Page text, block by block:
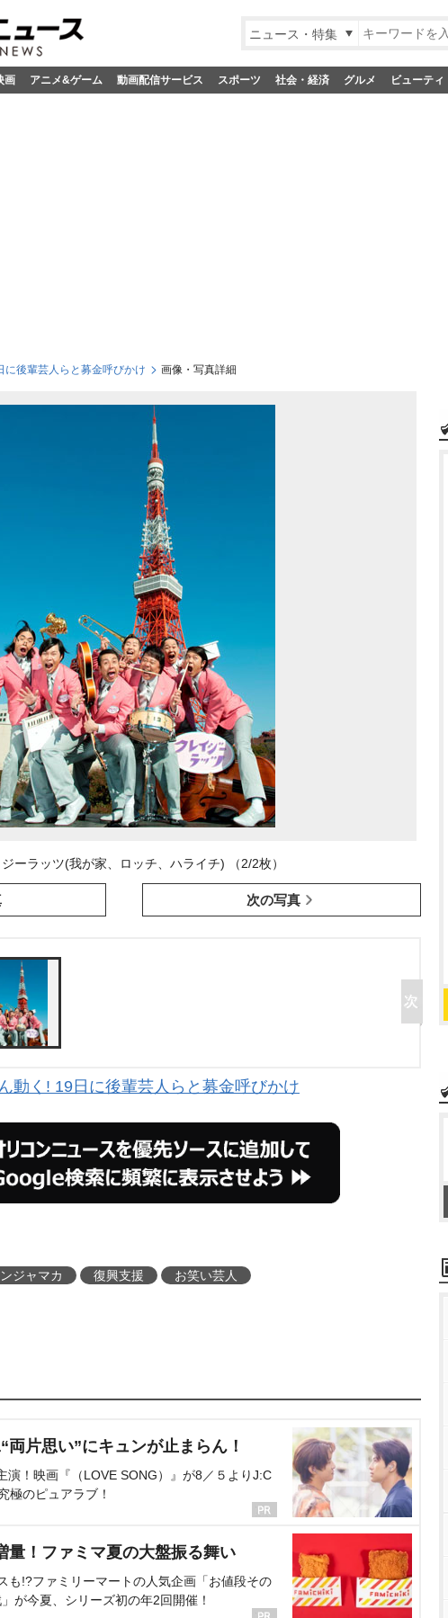
ニュース・特集
画 アニメ&ゲーム 動画配信サービス スポーツ 社会・経済 グルメ ビューティ
に後輩芸人らと募金呼びかけ 画像・写真詳細
ーラッツ(我が家、ロッチ、ハライチ) （2/2枚）
次の写真
動く! 19日に後輩芸人らと募金呼びかけ
ジャマカ 復興支援 お笑い芸人
片思い”にキュンが止まらん！
演！映画『（LOVE SONG）』が8／５よりJ:C
極のピュアラブ！
量！ファミマ夏の大盤振る舞い
も!?ファミリーマートの人気企画「お値段その
が今夏、シリーズ初の年2回開催！